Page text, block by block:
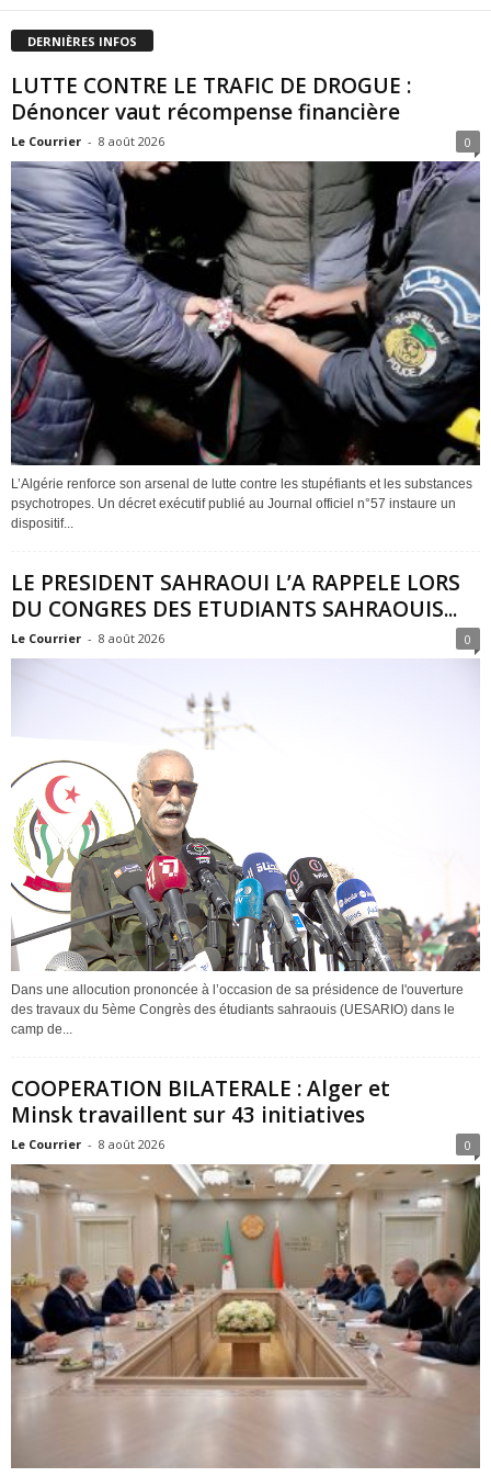
DERNIÈRES INFOS
LUTTE CONTRE LE TRAFIC DE DROGUE :
Dénoncer vaut récompense financière
Le Courrier - 8 août 2026 0
L’Algérie renforce son arsenal de lutte contre les stupéfiants et les substances
psychotropes. Un décret exécutif publié au Journal officiel n°57 instaure un
dispositif...
LE PRESIDENT SAHRAOUI L’A RAPPELE LORS
DU CONGRES DES ETUDIANTS SAHRAOUIS...
Le Courrier - 8 août 2026 0
Dans une allocution prononcée à l’occasion de sa présidence de l'ouverture
des travaux du 5ème Congrès des étudiants sahraouis (UESARIO) dans le
camp de...
COOPERATION BILATERALE : Alger et
Minsk travaillent sur 43 initiatives
Le Courrier - 8 août 2026 0